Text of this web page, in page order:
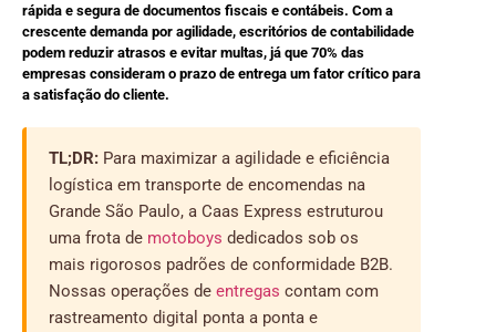
rápida e segura de documentos fiscais e contábeis. Com a
crescente demanda por agilidade, escritórios de contabilidade
podem reduzir atrasos e evitar multas, já que 70% das
empresas consideram o prazo de entrega um fator crítico para
a satisfação do cliente.
TL;DR: Para maximizar a agilidade e eficiência
logística em transporte de encomendas na
Grande São Paulo, a Caas Express estruturou
uma frota de motoboys dedicados sob os
mais rigorosos padrões de conformidade B2B.
Nossas operações de entregas contam com
rastreamento digital ponta a ponta e